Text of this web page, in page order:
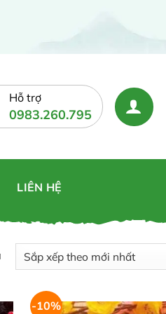
Hỗ trợ
0983.260.795
LIÊN HỆ
Đã
sắp
theo
-10%